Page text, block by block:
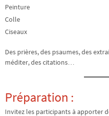
Peinture
Colle
Ciseaux
Des prières, des psaumes, des
méditer, des citations…
Préparation :
Invitez les participants à apporter